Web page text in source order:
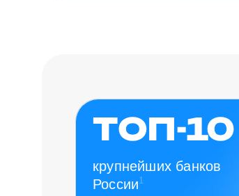
крупнейших банков
России1